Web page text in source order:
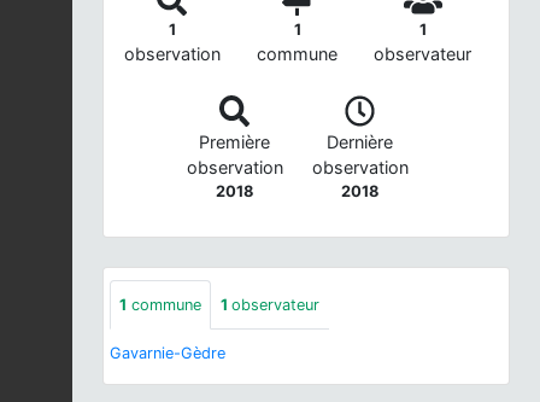
1
observation
1
commune
1
observateur
Première
observation
2018
Dernière
observation
2018
1 commune 1 observateur
Gavarnie-Gèdre